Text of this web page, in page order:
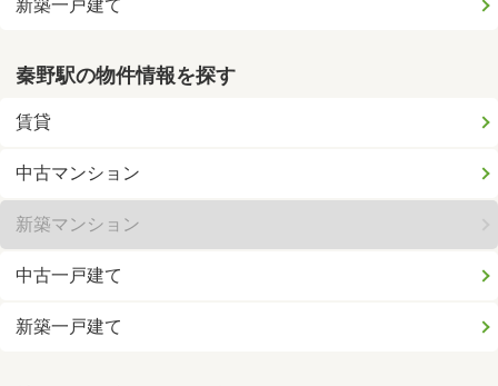
新築一戸建て
秦野駅の物件情報を探す
賃貸
中古マンション
新築マンション
中古一戸建て
新築一戸建て